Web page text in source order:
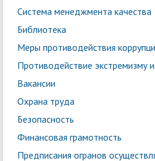
Система менеджмента качества
Библиотека
Меры противодействия
Противодействие экстремизму
Вакансии
Охрана труда
Безопасность
Финансовая грамотность
Предписания огранов